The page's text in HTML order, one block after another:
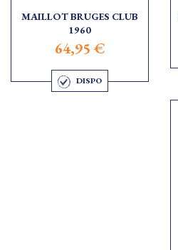
MAILLOT BRUGES CLUB
1960
64,95 €
DISPO